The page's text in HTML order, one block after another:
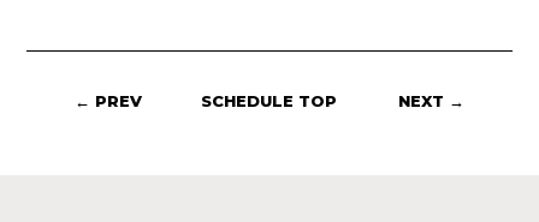
← PREV SCHEDULE TOP NEXT →